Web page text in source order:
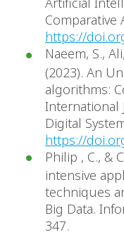
Comparative
https://
Naeem, S.,
(2023). An
algorithms:
International
Digital
https://
Philip , C., &
intensive
techniques
Big Data.
347.